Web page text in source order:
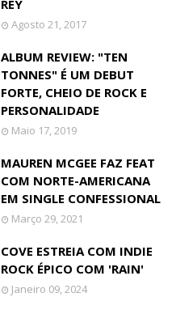
REY
Agosto 21, 2017
ALBUM REVIEW: "TEN
TONNES" É UM DEBUT
FORTE, CHEIO DE ROCK E
PERSONALIDADE
Maio 17, 2019
MAUREN MCGEE FAZ FEAT
COM NORTE-AMERICANA
EM SINGLE CONFESSIONAL
Março 29, 2021
COVE ESTREIA COM INDIE
ROCK ÉPICO COM 'RAIN'
Janeiro 09, 2024